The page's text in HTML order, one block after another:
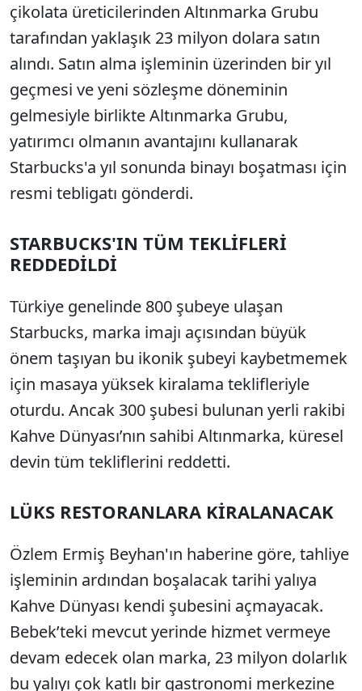
çikolata üreticilerinden Altınmarka Grubu
tarafından yaklaşık 23 milyon dolara satın
alındı. Satın alma işleminin üzerinden bir yıl
geçmesi ve yeni sözleşme döneminin
gelmesiyle birlikte Altınmarka Grubu,
yatırımcı olmanın avantajını kullanarak
Starbucks'a yıl sonunda binayı boşatması için
resmi tebligatı gönderdi.
STARBUCKS'IN TÜM TEKLİFLERİ
REDDEDİLDİ
Türkiye genelinde 800 şubeye ulaşan
Starbucks, marka imajı açısından büyük
önem taşıyan bu ikonik şubeyi kaybetmemek
için masaya yüksek kiralama teklifleriyle
oturdu. Ancak 300 şubesi bulunan yerli rakibi
Kahve Dünyası’nın sahibi Altınmarka, küresel
devin tüm tekliflerini reddetti.
LÜKS RESTORANLARA KİRALANACAK
Özlem Ermiş Beyhan'ın haberine göre, tahliye
işleminin ardından boşalacak tarihi yalıya
Kahve Dünyası kendi şubesini açmayacak.
Bebek’teki mevcut yerinde hizmet vermeye
devam edecek olan marka, 23 milyon dolarlık
bu yalıyı çok katlı bir gastronomi merkezine